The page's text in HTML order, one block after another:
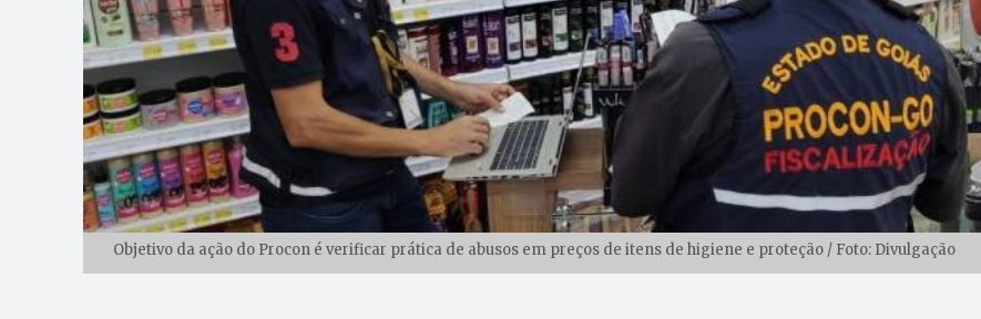
Objetivo da ação do Procon é verificar prática de abusos em preços de itens de higiene e proteção / Foto: Divulgação